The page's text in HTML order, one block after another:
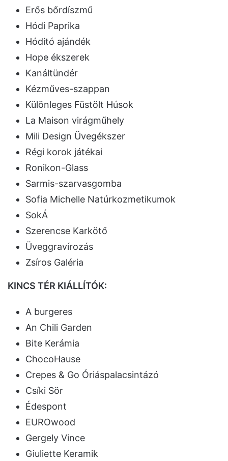
Erős bőrdíszmű
Hódi Paprika
Hóditó ajándék
Hope ékszerek
Kanáltündér
Kézműves-szappan
Különleges Füstölt Húsok
La Maison virágműhely
Mili Design Üvegékszer
Régi korok játékai
Ronikon-Glass
Sarmis-szarvasgomba
Sofia Michelle Natúrkozmetikumok
SokÁ
Szerencse Karkötő
Üveggravírozás
Zsíros Galéria
KINCS TÉR KIÁLLÍTÓK:
A burgeres
An Chili Garden
Bite Kerámia
ChocoHause
Crepes & Go Óriáspalacsintázó
Csíki Sör
Édespont
EUROwood
Gergely Vince
Giuliette Keramik